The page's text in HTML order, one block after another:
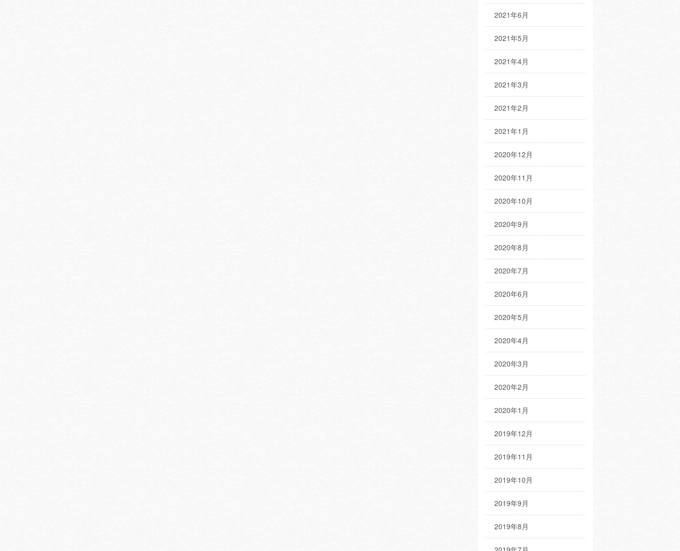
2021年6月
2021年5月
2021年4月
2021年3月
2021年2月
2021年1月
2020年12月
2020年11月
2020年10月
2020年9月
2020年8月
2020年7月
2020年6月
2020年5月
2020年4月
2020年3月
2020年2月
2020年1月
2019年12月
2019年11月
2019年10月
2019年9月
2019年8月